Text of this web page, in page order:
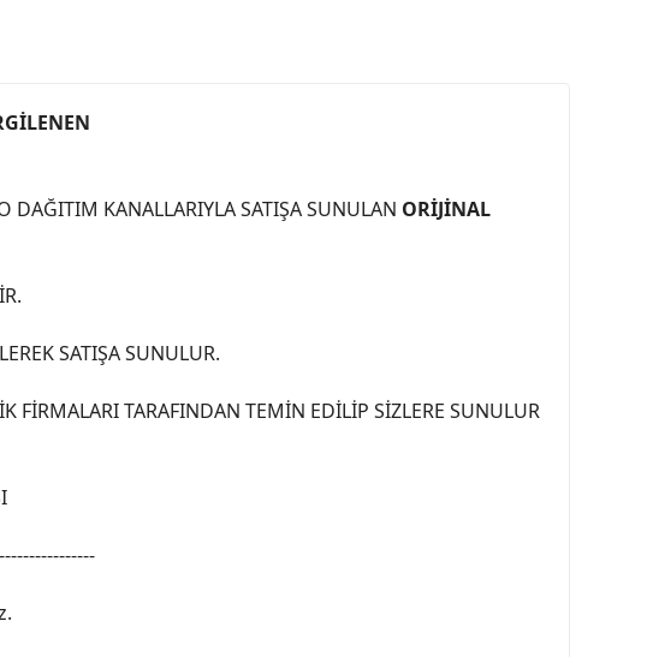
KANALLARIYLA SATIŞA SUNULAN ORİJİNAL
SATIŞA SUNULUR.
FİRMALARI TARAFINDAN TEMİN EDİLİP SİZLERE SUNULUR
I